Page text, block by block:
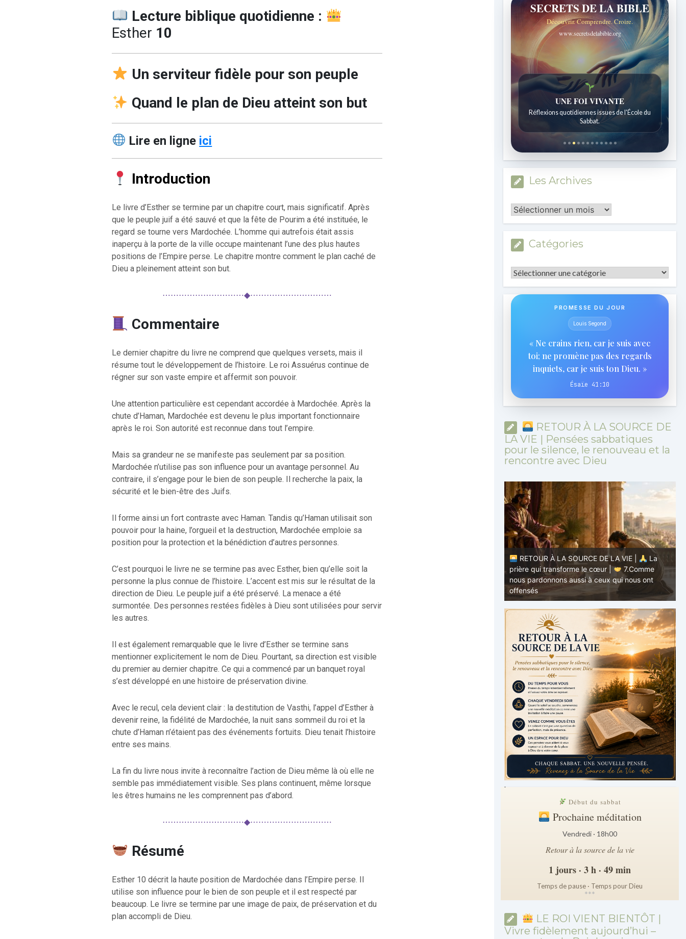
Lecture biblique quotidienne :
Esther 10
Un serviteur fidèle pour son peuple
Quand le plan de Dieu atteint son but
Lire en ligne ici
Introduction
Le livre d’Esther se termine par un chapitre court, mais significatif. Après
que le peuple juif a été sauvé et que la fête de Pourim a été instituée, le
regard se tourne vers Mardochée. L’homme qui autrefois était assis
inaperçu à la porte de la ville occupe maintenant l’une des plus hautes
positions de l’Empire perse. Le chapitre montre comment le plan caché de
Dieu a pleinement atteint son but.
⋯⋯⋯⋯⋯⋯⋯⋯⋯⋯◆⋯⋯⋯⋯⋯⋯⋯⋯⋯⋯
Commentaire
Le dernier chapitre du livre ne comprend que quelques versets, mais il
résume tout le développement de l’histoire. Le roi Assuérus continue de
régner sur son vaste empire et affermit son pouvoir.
Une attention particulière est cependant accordée à Mardochée. Après la
chute d’Haman, Mardochée est devenu le plus important fonctionnaire
après le roi. Son autorité est reconnue dans tout l’empire.
Mais sa grandeur ne se manifeste pas seulement par sa position.
Mardochée n’utilise pas son influence pour un avantage personnel. Au
contraire, il s’engage pour le bien de son peuple. Il recherche la paix, la
sécurité et le bien-être des Juifs.
Il forme ainsi un fort contraste avec Haman. Tandis qu’Haman utilisait son
pouvoir pour la haine, l’orgueil et la destruction, Mardochée emploie sa
position pour la protection et la bénédiction d’autres personnes.
C’est pourquoi le livre ne se termine pas avec Esther, bien qu’elle soit la
personne la plus connue de l’histoire. L’accent est mis sur le résultat de la
direction de Dieu. Le peuple juif a été préservé. La menace a été
surmontée. Des personnes restées fidèles à Dieu sont utilisées pour servir
les autres.
Il est également remarquable que le livre d’Esther se termine sans
mentionner explicitement le nom de Dieu. Pourtant, sa direction est visible
du premier au dernier chapitre. Ce qui a commencé par un banquet royal
s’est développé en une histoire de préservation divine.
Avec le recul, cela devient clair : la destitution de Vasthi, l’appel d’Esther à
devenir reine, la fidélité de Mardochée, la nuit sans sommeil du roi et la
chute d’Haman n’étaient pas des événements fortuits. Dieu tenait l’histoire
entre ses mains.
La fin du livre nous invite à reconnaître l’action de Dieu même là où elle ne
semble pas immédiatement visible. Ses plans continuent, même lorsque
les êtres humains ne les comprennent pas d’abord.
⋯⋯⋯⋯⋯⋯⋯⋯⋯⋯◆⋯⋯⋯⋯⋯⋯⋯⋯⋯⋯
Résumé
Esther 10 décrit la haute position de Mardochée dans l’Empire perse. Il
utilise son influence pour le bien de son peuple et il est respecté par
beaucoup. Le livre se termine par une image de paix, de préservation et du
plan accompli de Dieu.
SECRETS DE LA BIBLE
Découvrir. Comprendre. Croire.
www.secretsdelabible.org
Histoires bibliques étonnantes
Histoires pour les enfants de 7 à 12 ans.
Les Archives
Les
Archives
Catégories
Catégories
PROMESSE DU JOUR
Louis Segond
« Ne crains rien, car je suis avec
toi; ne promène pas des regards
inquiets, car je suis ton Dieu. »
Ésaïe 41:10
RETOUR À LA SOURCE DE
LA VIE | Pensées sabbatiques
pour le silence, le renouveau et la
rencontre avec Dieu
RETOUR À LA SOURCE DE LA VIE |
La
9. Délivre-
RETOUR À LA SOURCE DE LA VIE |
La
prière qui transforme le cœur |
8.Ne nous
induis pas en tentation
prière qui transforme le cœur |
nous pardonnons aussi à ceux qui nous ont
offensés
RETOUR À LA SOURCE DE LA VIE |
La
prière qui transforme le cœur |
6.Et
pardonne-nous nos offenses
.
Début du sabbat
Prochaine méditation
Vendredi · 18h00
Retour à la source de la vie
1 jours · 3 h · 49 min
Temps de pause · Temps pour Dieu
***
LE ROI VIENT BIENTÔT |
Vivre fidèlement aujourd’hui –